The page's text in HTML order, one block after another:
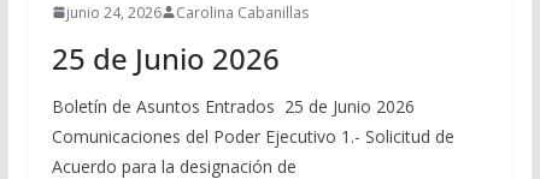
junio 24, 2026 Carolina Cabanillas
25 de Junio 2026
Boletín de Asuntos Entrados 25 de Junio 2026
Comunicaciones del Poder Ejecutivo 1.- Solicitud de
Acuerdo para la designación de